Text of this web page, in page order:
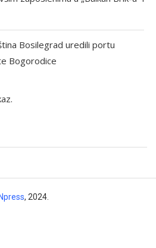
Bosilegrad uredili portu
Bogorodice
INpress, 2024.